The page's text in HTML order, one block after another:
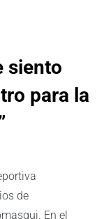
siento
para la
de
En el